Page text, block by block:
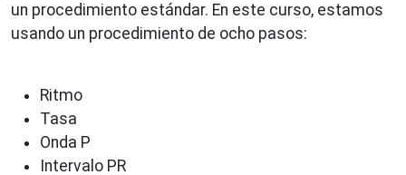
un procedimiento estándar. En este curso, estamos
usando un procedimiento de ocho pasos:
Ritmo
Tasa
Onda P
Intervalo PR